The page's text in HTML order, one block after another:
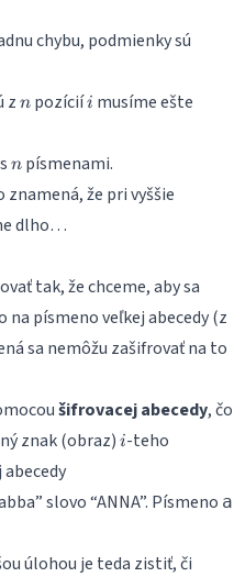
chybu, podmienky sú
z n
npozíciíi
i musíme ešte
n
npísmenami.
znamená, že pri vyššie
dlho…
tak, že chceme, aby sa
písmeno veľkej abecedy (z
sa nemôžu zašifrovať na to
šifrovacej abecedy, čo
znak (obraz)i
i-teho
slovo “ANNA”. Písmeno a
úlohou je teda zistiť, či